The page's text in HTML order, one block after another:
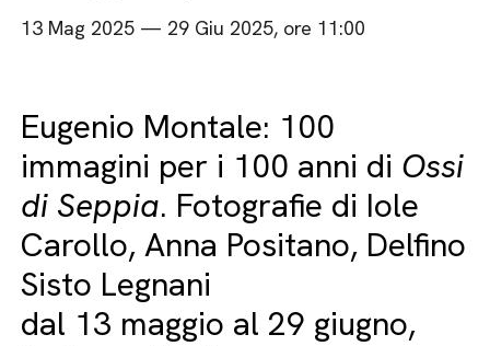
13 Mag 2025 — 29 Giu 2025, ore 11:00
Eugenio Montale: 100
immagini per i 100 anni di Ossi
di Seppia. Fotografie di Iole
Carollo, Anna Positano, Delfino
Sisto Legnani
dal 13 maggio al 29 giugno,